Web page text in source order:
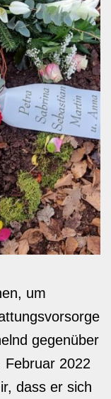
um
gegenüber
Februar 2022
dass er sich